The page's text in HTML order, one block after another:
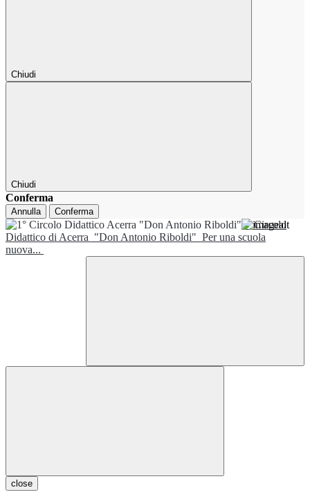
Chiudi
Chiudi
Conferma
Annulla Conferma
1° Circolo
Didattico di Acerra "Don Antonio Riboldi" Per una scuola
nuova...
close